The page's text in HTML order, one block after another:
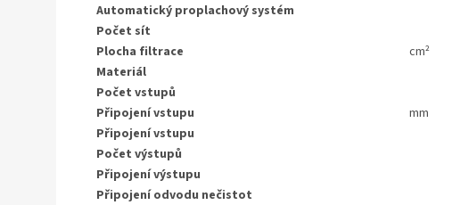
Automatický proplachový systém
Počet sít
Plocha filtrace
cm²
Materiál
Počet vstupů
Připojení vstupu
mm
Připojení vstupu
Počet výstupů
Připojení výstupu
Připojení odvodu nečistot